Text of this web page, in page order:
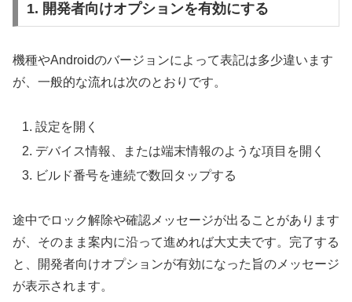
1. 開発者向けオプションを有効にする
機種やAndroidのバージョンによって表記は多少違います
が、一般的な流れは次のとおりです。
設定を開く
デバイス情報、または端末情報のような項目を開く
ビルド番号を連続で数回タップする
途中でロック解除や確認メッセージが出ることがあります
が、そのまま案内に沿って進めれば大丈夫です。完了する
と、開発者向けオプションが有効になった旨のメッセージ
が表示されます。